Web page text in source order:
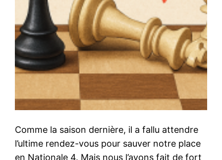
Comme la saison dernière, il a fallu attendre
l’ultime rendez-vous pour sauver notre place
en Nationale 4. Mais nous l’avons fait de fort